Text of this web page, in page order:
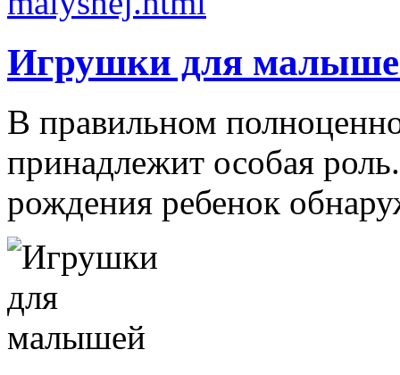
Игрушки для
В правильном
принадлежит особая
рождения ребенок